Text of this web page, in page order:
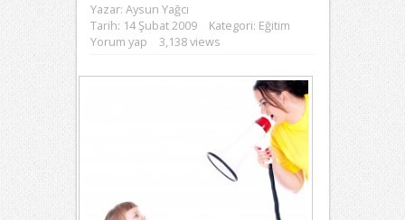
Yazar: Aysun Yağcı
Tarih: 14 Şubat 2009
Kategori: Eğitim
Yorum yap
3,138 views